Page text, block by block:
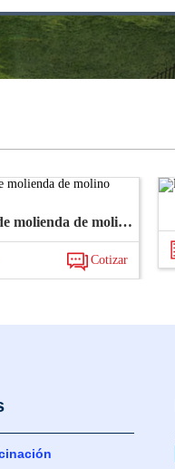
Jefe de rodillos de molienda de molino vertical
Cotizar